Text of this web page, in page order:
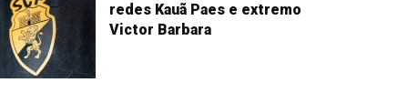
redes Kauã Paes e extremo
Victor Barbara